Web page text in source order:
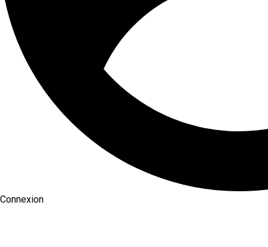
Connexion